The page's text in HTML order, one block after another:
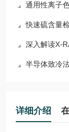
通用性离子色
快速硫含量
深入解读X-
半导体致冷
详细介绍